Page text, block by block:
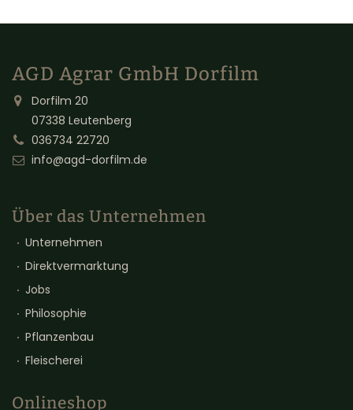
AGD Agrar GmbH Dorfilm
Dorfilm 20
07338 Leutenberg
036734 22720
info@agd-dorfilm.de
Über das Unternehmen
Unternehmen
Direktvermarktung
Jobs
Philosophie
Pflanzenbau
Fleischerei
Onlineshop